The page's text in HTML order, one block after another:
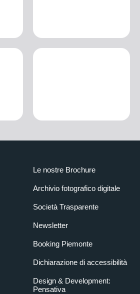
Le nostre Brochure
Archivio fotografico digitale
Società Trasparente
Newsletter
Booking Piemonte
Dichiarazione di accessibilità
Design & Development:
Pensativa